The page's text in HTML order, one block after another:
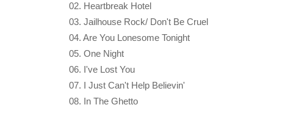
02. Heartbreak Hotel
03. Jailhouse Rock/ Don't Be Cruel
04. Are You Lonesome Tonight
05. One Night
06. I've Lost You
07. I Just Can't Help Believin'
08. In The Ghetto